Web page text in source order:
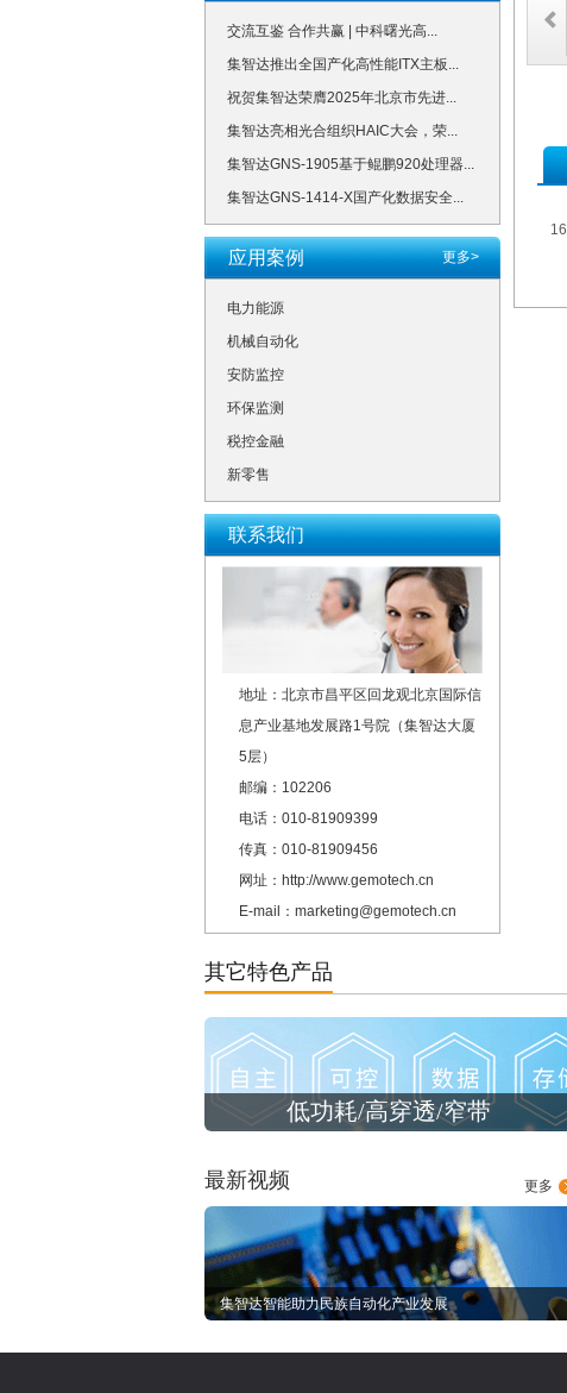
交流互鉴 合作共赢 | 中科曙光高...
集智达推出全国产化高性能ITX主板...
祝贺集智达荣膺2025年北京市先进...
集智达亮相光合组织HAIC大会，荣...
集智达GNS-1905基于鲲鹏920处理器...
集智达GNS-1414-X国产化数据安全...
更多>
应用案例
电力能源
机械自动化
安防监控
环保监测
税控金融
新零售
联系我们
地址：北京市昌平区回龙观北京国际信
息产业基地发展路1号院（集智达大厦
5层）
邮编：102206
电话：010-81909399
传真：010-81909456
网址：http://www.gemotech.cn
E-mail：marketing@gemotech.cn
其它特色产品
低功耗/高穿透/窄带
更多
最新视频
集智达智能助力民族自动化产业发展